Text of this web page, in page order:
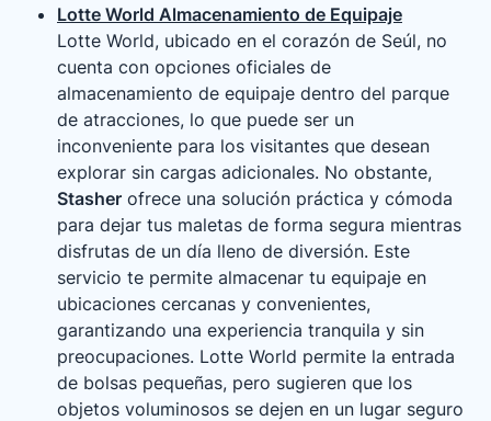
Lotte World Almacenamiento de Equipaje
Lotte World, ubicado en el corazón de Seúl, no
cuenta con opciones oficiales de
almacenamiento de equipaje dentro del parque
de atracciones, lo que puede ser un
inconveniente para los visitantes que desean
explorar sin cargas adicionales. No obstante,
Stasher ofrece una solución práctica y cómoda
para dejar tus maletas de forma segura mientras
disfrutas de un día lleno de diversión. Este
servicio te permite almacenar tu equipaje en
ubicaciones cercanas y convenientes,
garantizando una experiencia tranquila y sin
preocupaciones. Lotte World permite la entrada
de bolsas pequeñas, pero sugieren que los
objetos voluminosos se dejen en un lugar seguro